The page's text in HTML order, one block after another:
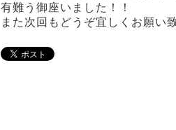
有難う御座いました！！
また次回もどうぞ宜しくお願い